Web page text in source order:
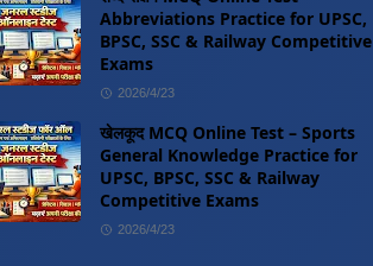
Abbreviations Practice for UPSC,
BPSC, SSC & Railway Competitive
Exams
2026/4/23
खेलकूद MCQ Online Test – Sports
General Knowledge Practice for
UPSC, BPSC, SSC & Railway
Competitive Exams
2026/4/23